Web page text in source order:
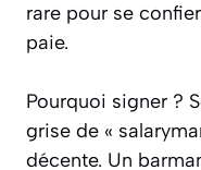
rare pour se
paie.
Pourquoi signer ?
grise de «
décente. Un